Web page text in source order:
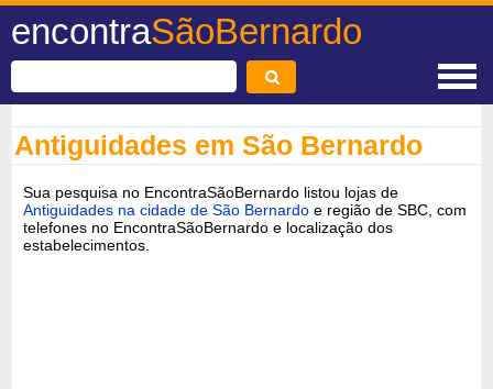
encontraSãoBernardo
Antiguidades em São Bernardo
Sua pesquisa no EncontraSãoBernardo listou lojas de
Antiguidades na cidade de São Bernardo e região de SBC, com
telefones no EncontraSãoBernardo e localização dos
estabelecimentos.